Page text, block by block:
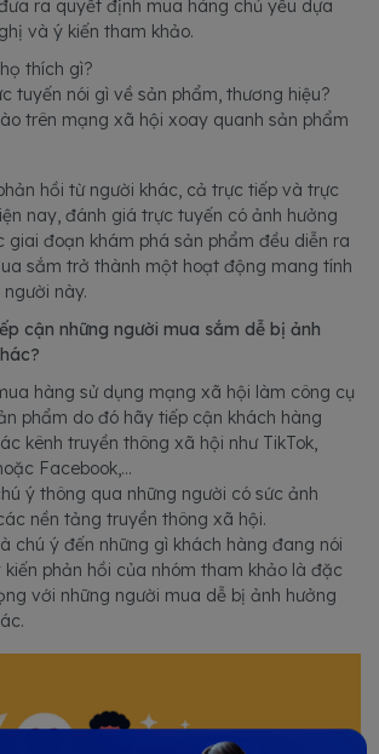
ra quyết định mua hàng chủ yếu dựa
và ý kiến tham khảo.
thích gì?
tuyến nói gì về sản phẩm, thương hiệu?
trên mạng xã hội xoay quanh sản phẩm
hồi từ người khác, cả trực tiếp và trực
nay, đánh giá trực tuyến có ảnh hưởng
giai đoạn khám phá sản phẩm đều diễn ra
sắm trở thành một hoạt động mang tính
này.
cận những người mua sắm dễ bị ảnh
hàng sử dụng mạng xã hội làm công cụ
phẩm do đó hãy tiếp cận khách hàng
kênh truyền thông xã hội như TikTok,
Facebook,...
ý thông qua những người có sức ảnh
nền tảng truyền thông xã hội.
chú ý đến những gì khách hàng đang nói
kiến phản hồi của nhóm tham khảo là đặc
với những người mua dễ bị ảnh hưởng